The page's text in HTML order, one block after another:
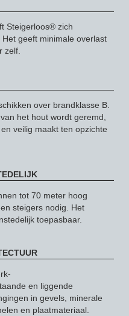
Steigerloos® zich
geeft minimale overlast
zelf.
over brandklasse B.
het hout wordt geremd,
veilig maakt ten opzichte
tot 70 meter hoog
steigers nodig. Het
toepasbaar.
en liggende
in gevels, minerale
en plaatmateriaal.